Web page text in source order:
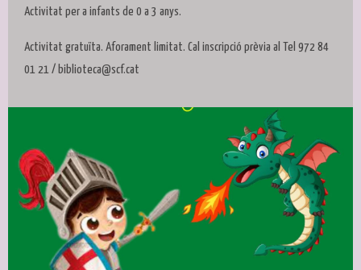
Activitat per a infants de 0 a 3 anys.
Activitat gratuïta. Aforament limitat. Cal inscripció prèvia al Tel 972 84
01 21 / biblioteca@scf.cat